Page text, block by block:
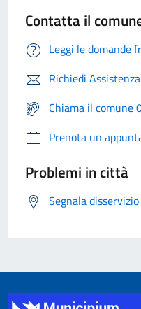
Contatta il
Leggi le domande
Richiedi Assistenza
Chiama il comune
Prenota un
Problemi in città
Segnala disservizio